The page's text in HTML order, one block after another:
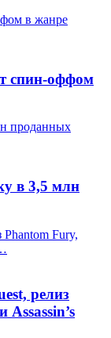
в жанре
спин-оффом
проданных
в 3,5 млн
Fury,
релиз